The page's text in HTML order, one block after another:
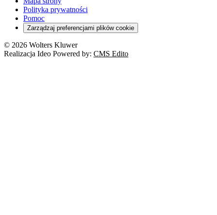
Polityka prywatności
Pomoc
Zarządzaj preferencjami plików cookie
© 2026 Wolters Kluwer
Realizacja Ideo Powered by: CMS Edito